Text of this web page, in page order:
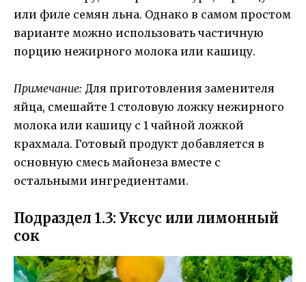
или филе семян льна. Однако в самом простом
варианте можно использовать частичную
порцию нежирного молока или кашицу.
Примечание: Для приготовления заменителя
яйца, смешайте 1 столовую ложку нежирного
молока или кашицу с 1 чайной ложкой
крахмала. Готовый продукт добавляется в
основную смесь майонеза вместе с
остальными ингредиентами.
Подраздел 1.3: Уксус или лимонный
сок